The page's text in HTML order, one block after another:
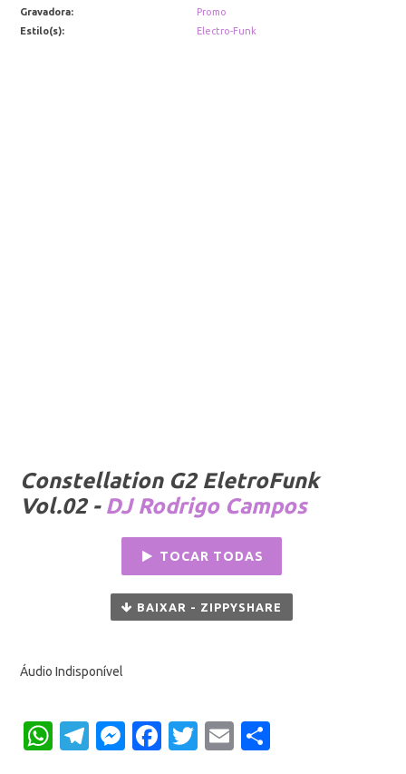
Gravadora:
Promo
Estilo(s):
Electro-Funk
Constellation G2 EletroFunk
Vol.02 - DJ Rodrigo Campos
TOCAR TODAS
BAIXAR - ZIPPYSHARE
Áudio Indisponível
WhatsApp
Telegram
Messenger
Facebook
Twitter
Email